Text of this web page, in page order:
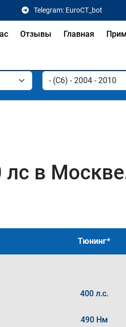
Telegram: EuroCT_bot
Отзывы Главная
лс в
Тюнинг*
400 л.с.
490 Нм